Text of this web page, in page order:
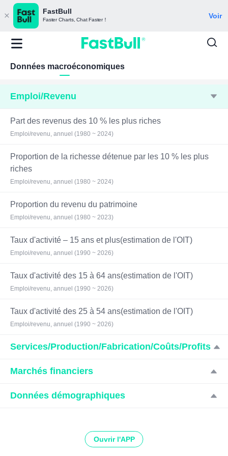
FastBull
Faster Charts, Chat Faster！ Voir
Données macroéconomiques
Emploi/Revenu
Part des revenus des 10 % les plus riches
Emploi/revenu, annuel (1980 ~ 2024)
Proportion de la richesse détenue par les 10 % les plus
riches
Emploi/revenu, annuel (1980 ~ 2024)
Proportion du revenu du patrimoine
Emploi/revenu, annuel (1980 ~ 2023)
Taux d'activité – 15 ans et plus(estimation de l'OIT)
Emploi/revenu, annuel (1990 ~ 2026)
Taux d'activité des 15 à 64 ans(estimation de l'OIT)
Emploi/revenu, annuel (1990 ~ 2026)
Taux d'activité des 25 à 54 ans(estimation de l'OIT)
Emploi/revenu, annuel (1990 ~ 2026)
Services/Production/Fabrication/Coûts/Profits
Marchés financiers
Données démographiques
Ouvrir l'APP